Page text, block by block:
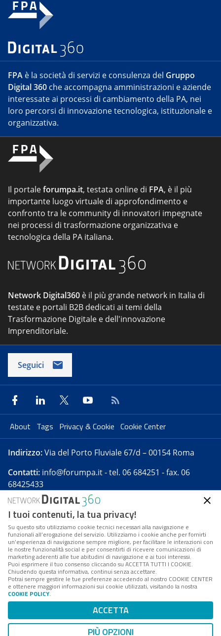
FPA è la società di servizi e consulenza del Gruppo
Digital 360 che accompagna amministrazioni e aziende
interessate ai processi di cambiamento della PA, nei
loro percorsi di innovazione tecnologica, istituzionale e
organizzativa.
Il portaleforumpa.it, testata online di FPA, è il più
importante luogo virtuale di approfondimento e
confronto tra le community di innovatori impegnate
nei processi di trasformazione organizzativa e
tecnologica della PA italiana.
Network Digital360 è il più grande network in Italia di
testate e portali B2B dedicati ai temi della
Trasformazione Digitale e dell'innovazione
Imprenditoriale.
Seguici
About Tags Privacy & Cookie Cookie Center
Indirizzo:Via del Porto Fluviale 67/d – 00154 Roma
Contatti: info@forumpa.it- tel. 06 684251 - fax. 06
68425433
Forumpa.itè una pubblicazione telematica iscritta
presso Registro della stampa del Tribunale di Roma -
Reg. n. 182 del 2 maggio 2008 - Direttore resp. Michela
Stentella
FPA s.r.l. è società soggetta a Direzione e
Coordinamento da parte di Digital360 S.p.A. - FPA s.r.l.
è un'azienda certificata per il sistema di management
Codice Fiscale/Partita IVA n. 10693191008 - R.E.A. Roma
n. 1249791. ISP AWS
Mappa del sito
I tuoi contenuti, la tua privacy!
Su questo sito utilizziamo cookie tecnici necessari alla navigazione e
funzionali all’erogazione del servizio. Utilizziamo i cookie anche per fornirti
un’esperienza di navigazione sempre migliore, per facilitare le interazioni con
le nostre funzionalità social e per consentirti di ricevere comunicazioni di
marketing aderenti alle tue abitudini di navigazione e ai tuoi interessi.
Puoi esprimere il tuo consenso cliccando su ACCETTA TUTTI I COOKIE.
Chiudendo questa informativa, continui senza accettare.
Potrai sempre gestire le tue preferenze accedendo al nostro COOKIE CENTER
e ottenere maggiori informazioni sui cookie utilizzati, visitando la nostra
COOKIE POLICY.
ACCETTA
PIÙ OPZIONI